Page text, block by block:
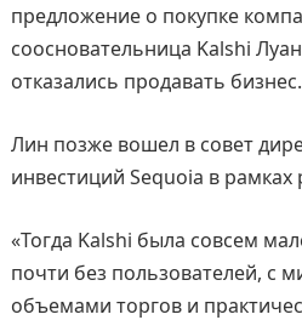
предложение о покупке
соосновательница Kalshi
отказались продавать бизнес.
Лин позже вошел в совет
инвестиций Sequoia в рамках
«Тогда Kalshi была совсем
почти без пользователей, с
объемами торгов и